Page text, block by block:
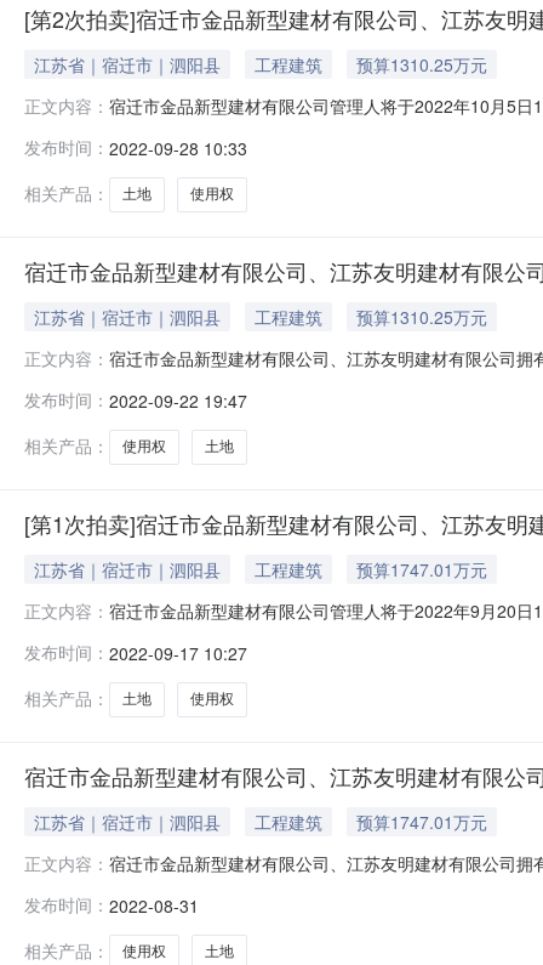
[第2次拍卖]宿迁市金品新型建材有限公司、江苏友
江苏省｜宿迁市｜泗阳县 工程建筑
预算1310.25万元
正文内容： 宿迁市金品新型建材有限公司管理人将于2022年10月5
的厂房、办公楼、土地使用权、门卫室等全部资产，标
发布时间： 2022-09-28 10:33
相关产品：
土地 使用权
宿迁市金品新型建材有限公司、江苏友明建材有限公
江苏省｜宿迁市｜泗阳县 工程建筑
预算1310.25万元
正文内容： 宿迁市金品新型建材有限公司、江苏友明建材有限公司
活动，现公告如下：一、拍卖标的宿迁市金品新型建材
发布时间： 2022-09-22 19:47
相关产品：
使用权 土地
[第1次拍卖]宿迁市金品新型建材有限公司、江苏友
江苏省｜宿迁市｜泗阳县 工程建筑
预算1747.01万元
正文内容： 宿迁市金品新型建材有限公司管理人将于2022年9月20
的厂房、办公楼、土地使用权、门卫室等全部资产，标
发布时间： 2022-09-17 10:27
相关产品：
土地 使用权
宿迁市金品新型建材有限公司、江苏友明建材有限公
江苏省｜宿迁市｜泗阳县 工程建筑
预算1747.01万元
正文内容： 宿迁市金品新型建材有限公司、江苏友明建材有限公司
活动，现公告如下：一、拍卖标的宿迁市金品新型建材
发布时间： 2022-08-31
相关产品：
使用权 土地